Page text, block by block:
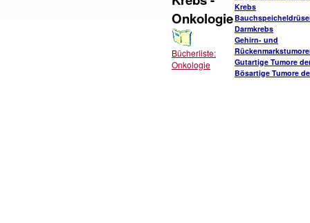
Onkologie
Bücherliste:
Onkologie
Krebs
Darmkrebs
Gehirn- und
Gutartige Tumore
Bösartige Tumore